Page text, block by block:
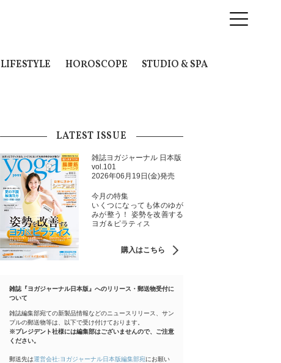
LIFESTYLE HOROSCOPE STUDIO & SPA
LATEST ISSUE
雑誌ヨガジャーナル 日本版
vol.101
2026年06月19日(金)発売
今月の特集
いくつになっても体のゆが
みが整う！ 姿勢を改善する
ヨガ＆ピラティス
購入はこちら
雑誌『ヨガジャーナル日本版』へのリリース・郵送物受付に
ついて
雑誌編集部宛ての新製品情報などのニュースリリース、サン
プルの郵送物等は、以下で受け付けております。
※プレジデント社様には編集部はございませんので、ご注意
ください。
郵送先は運営会社:ヨガジャーナル日本版編集部宛にお願い